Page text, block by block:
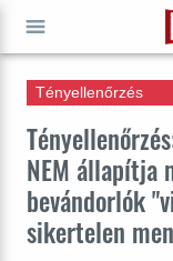
NEM állapítja
bevándorlók
sikertelen
Tényellenőrzés
INDULJ